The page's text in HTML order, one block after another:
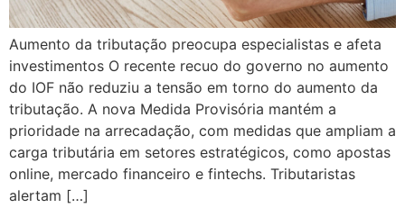
Aumento da tributação preocupa especialistas e afeta
investimentos O recente recuo do governo no aumento
do IOF não reduziu a tensão em torno do aumento da
tributação. A nova Medida Provisória mantém a
prioridade na arrecadação, com medidas que ampliam a
carga tributária em setores estratégicos, como apostas
online, mercado financeiro e fintechs. Tributaristas
alertam […]